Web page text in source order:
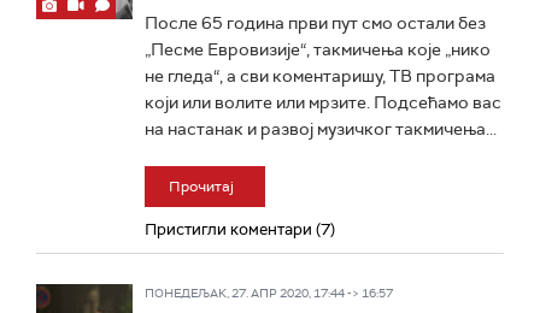
После 65 година први пут смо остали без
„Песме Евровизије“, такмичења које „нико
не гледа“, а сви коментаришу, ТВ програма
који или волите или мрзите. Подсећамо вас
на настанак и развој музичког такмичења...
Прочитај
Пристигли коментари (7)
ПОНЕДЕЉАК, 27. АПР 2020, 17:44 -> 16:57